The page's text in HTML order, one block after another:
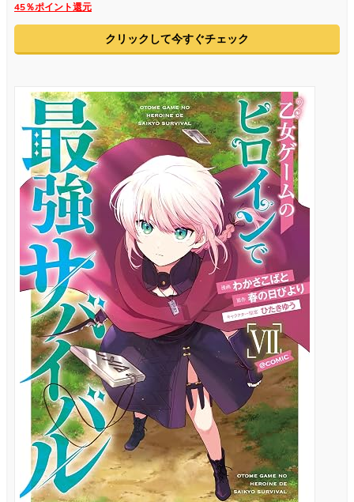
45％ポイント還元
クリックして今すぐチェック